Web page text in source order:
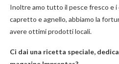
Inoltre amo tutto il pesce fresco e i
capretto e agnello, abbiamo la
avere ottimi prodotti locali.
Ci dai una ricetta speciale,